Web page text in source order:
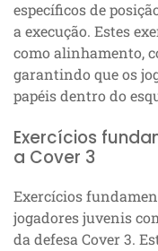
específicos de
a execução. Estes
como alinhamento,
garantindo que os
papéis dentro do
Exercícios
a Cover 3
Exercícios
jogadores juvenis
da defesa Cover 3.